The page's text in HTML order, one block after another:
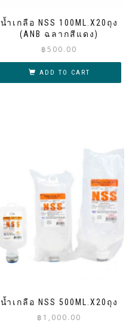
น้ำเกลือ NSS 100ML.X20ถุง
(ANB ฉลากสีแดง)
฿500.00
ADD TO CART
น้ำเกลือ NSS 500ML.X20ถุง
฿ 1,000.00